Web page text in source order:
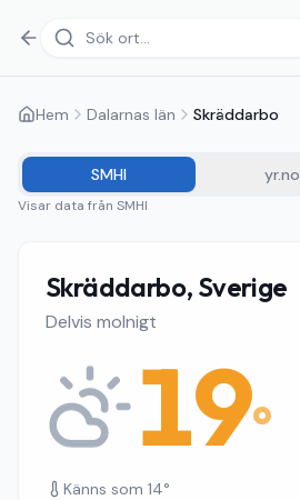
Hem Dalarnas län Skräddarbo
SMHI yr.no
Visar data från SMHI
Skräddarbo, Sverige
Delvis molnigt
19°
Känns som 14°